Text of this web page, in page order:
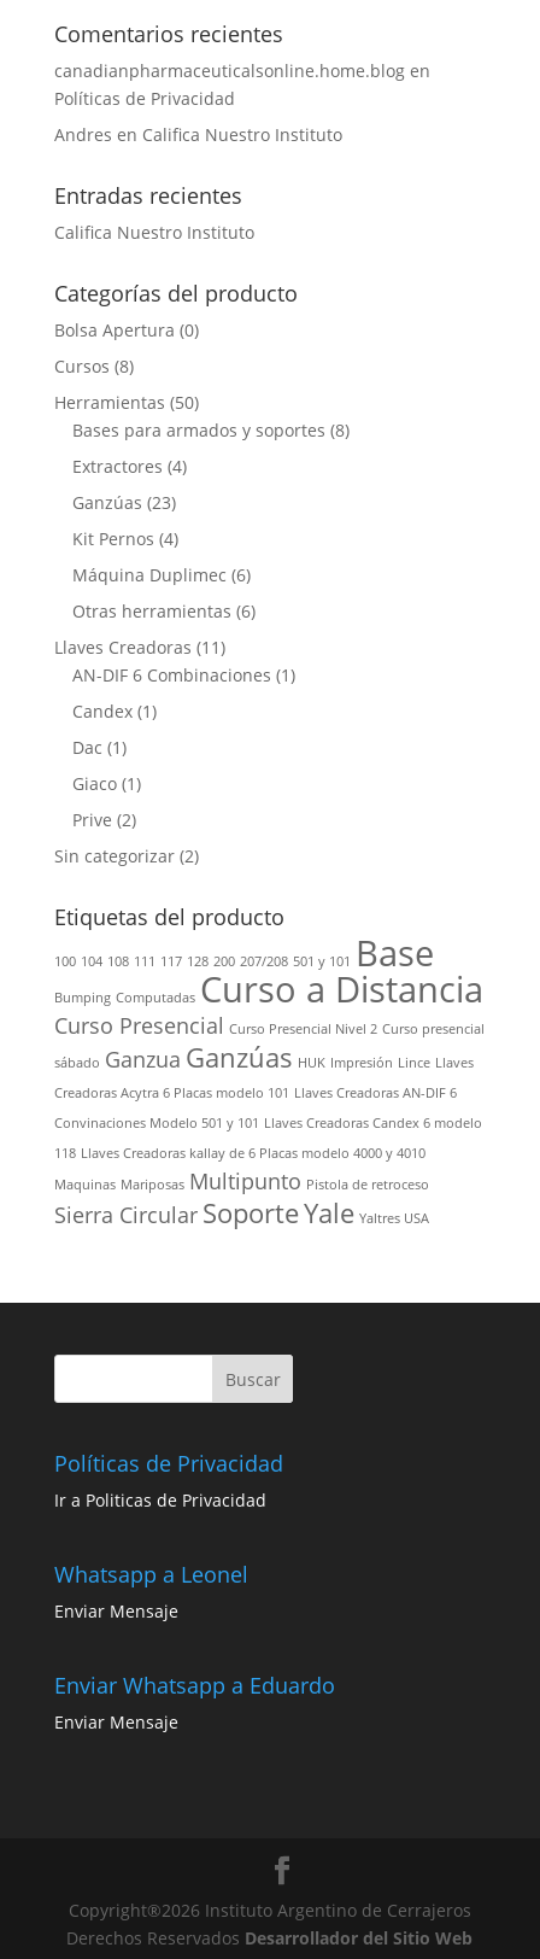
Comentarios recientes
canadianpharmaceuticalsonline.home.blogen
Políticas de Privacidad
Andres en Califica Nuestro Instituto
Entradas recientes
Califica Nuestro Instituto
Categorías del producto
Bolsa Apertura (0)
Cursos (8)
Herramientas (50)
Bases para armados y soportes (8)
Extractores (4)
Ganzúas (23)
Kit Pernos (4)
Máquina Duplimec (6)
Otras herramientas (6)
Llaves Creadoras (11)
AN-DIF 6 Combinaciones (1)
Candex (1)
Dac (1)
Giaco (1)
Prive (2)
Sin categorizar (2)
Etiquetas del producto
100 104 108 111 117 128 200 207/208 501 y 101 Base
Bumping Computadas Curso a Distancia
Curso Presencial Curso Presencial Nivel 2 Curso presencial
sábado Ganzua Ganzúas HUK Impresión Lince Llaves
Creadoras Acytra 6 Placas modelo 101 Llaves Creadoras AN-DIF 6
Convinaciones Modelo 501 y 101 Llaves Creadoras Candex 6 modelo
118 Llaves Creadoras kallay de 6 Placas modelo 4000 y 4010
Maquinas Mariposas Multipunto Pistola de retroceso
Sierra Circular SoporteYale Yaltres USA
Políticas de Privacidad
Ir a Politicas de Privacidad
Whatsapp a Leonel
Enviar Mensaje
Enviar Whatsapp a Eduardo
Enviar Mensaje
Copyright®2026 Instituto Argentino de Cerrajeros
Derechos Reservados Desarrollador del Sitio Web